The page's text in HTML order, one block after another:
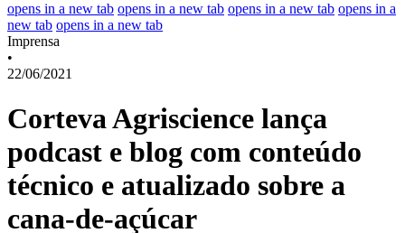
opens in a new tab opens in a new tab opens in a new tab opens in a
new tab opens in a new tab
Imprensa
•
22/06/2021
Corteva Agriscience lança
podcast e blog com conteúdo
técnico e atualizado sobre a
cana-de-açúcar